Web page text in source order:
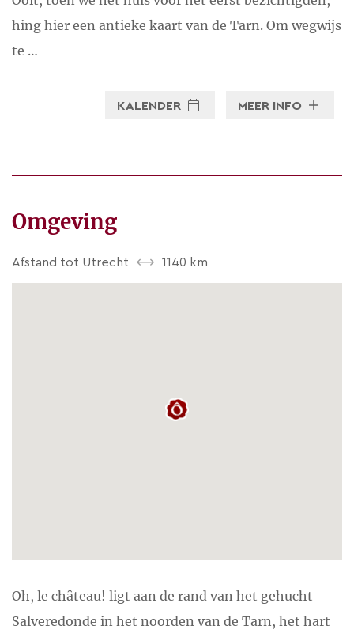
hing hier een antieke kaart van de Tarn. Om wegwijs
te …
KALENDER MEER INFO
Omgeving
Afstand tot Utrecht 1140 km
Oh, le château! ligt aan de rand van het gehucht
Salveredonde in het noorden van de Tarn, het hart